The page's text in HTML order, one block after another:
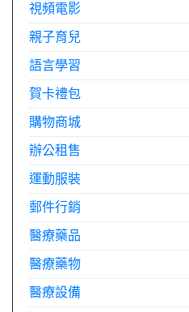
視頻電影
親子育兒
語言學習
賀卡禮包
購物商城
辦公租售
運動服裝
郵件行銷
醫療藥品
醫療藥物
醫療設備